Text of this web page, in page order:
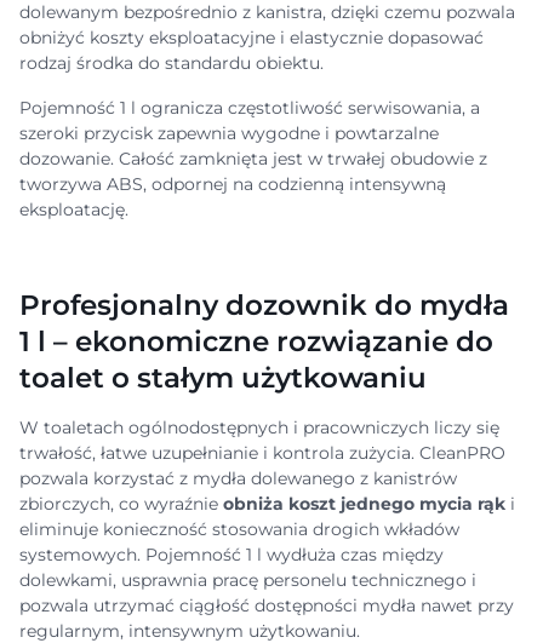
dolewanym bezpośrednio z kanistra, dzięki czemu pozwala
obniżyć koszty eksploatacyjne i elastycznie dopasować
rodzaj środka do standardu obiektu.
Pojemność 1 l ogranicza częstotliwość serwisowania, a
szeroki przycisk zapewnia wygodne i powtarzalne
dozowanie. Całość zamknięta jest w trwałej obudowie z
tworzywa ABS, odpornej na codzienną intensywną
eksploatację.
Profesjonalny dozownik do mydła
1 l – ekonomiczne rozwiązanie do
toalet o stałym użytkowaniu
W toaletach ogólnodostępnych i pracowniczych liczy się
trwałość, łatwe uzupełnianie i kontrola zużycia. CleanPRO
pozwala korzystać z mydła dolewanego z kanistrów
zbiorczych, co wyraźnie obniża koszt jednego mycia rąk i
eliminuje konieczność stosowania drogich wkładów
systemowych. Pojemność 1 l wydłuża czas między
dolewkami, usprawnia pracę personelu technicznego i
pozwala utrzymać ciągłość dostępności mydła nawet przy
regularnym, intensywnym użytkowaniu.